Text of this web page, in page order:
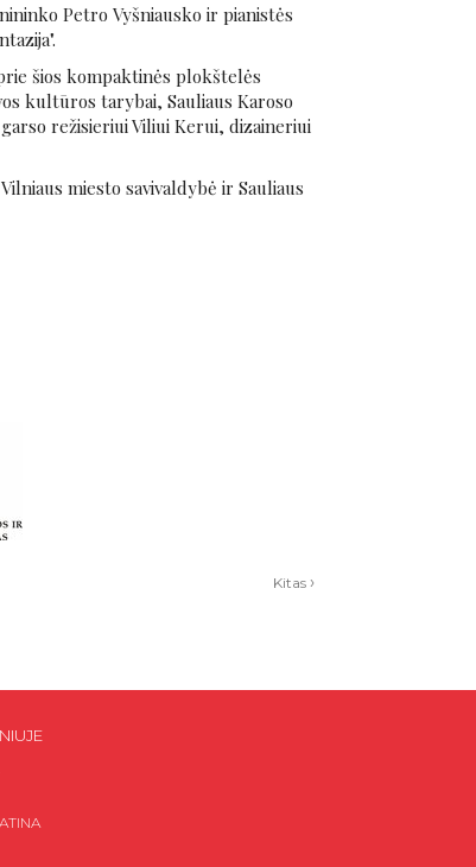
Petro Vyšniausko ir pianistės
šios kompaktinės plokštelės
kultūros tarybai, Sauliaus Karoso
režisieriui Viliui Kerui, dizaineriui
miesto savivaldybė ir Sauliaus
Kitas ›